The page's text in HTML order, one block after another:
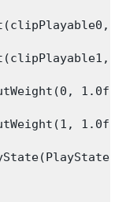
1.0f);
1.0f);